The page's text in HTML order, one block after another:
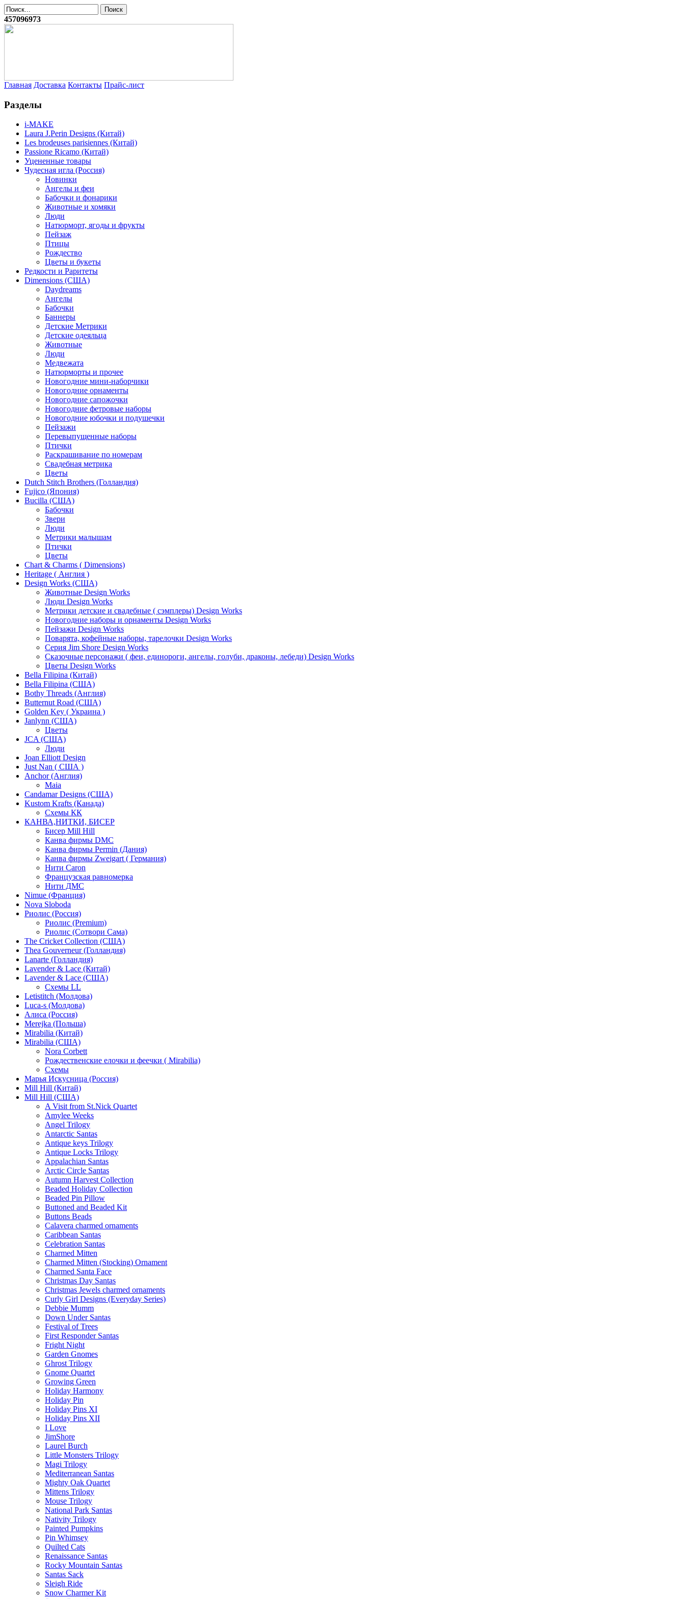
457096973
Главная Доставка Контакты Прайс-лист
Разделы
i-MAKE
Laura J.Perin Designs (Китай)
Les brodeuses parisiennes (Китай)
Passione Ricamo (Китай)
Уцененные товары
Чудесная игла (Россия)
Новинки
Ангелы и феи
Бабочки и фонарики
Животные и хомяки
Люди
Натюрморт, ягоды и фрукты
Пейзаж
Птицы
Рождество
Цветы и букеты
Редкости и Раритеты
Dimensions (США)
Daydreams
Ангелы
Бабочки
Баннеры
Детские Метрики
Детские одеяльца
Животные
Люди
Медвежата
Натюрморты и прочее
Новогодние мини-наборчики
Новогодние орнаменты
Новогодние сапожочки
Новогодние фетровые наборы
Новогодние юбочки и подушечки
Пейзажи
Перевыпущенные наборы
Птички
Раскрашивание по номерам
Свадебная метрика
Цветы
Dutch Stitch Brothers (Голландия)
Fujico (Япония)
Bucilla (США)
Бабочки
Звери
Люди
Метрики малышам
Птички
Цветы
Chart & Charms ( Dimensions)
Heritage ( Англия )
Design Works (США)
Животные Design Works
Люди Design Works
Метрики детские и свадебные ( сэмплеры) Design Works
Новогодние наборы и орнаменты Design Works
Пейзажи Design Works
Поварята, кофейные наборы, тарелочки Design Works
Серия Jim Shore Design Works
Сказочные персонажи ( феи, единороги, ангелы, голуби, драконы, лебеди) Design Works
Цветы Design Works
Bella Filipina (Китай)
Bella Filipina (США)
Bothy Threads (Англия)
Butternut Road (США)
Golden Key ( Украина )
Janlynn (США)
Цветы
JCA (США)
Люди
Joan Elliott Design
Just Nan ( США )
Anchor (Англия)
Maia
Candamar Designs (США)
Kustom Krafts (Канада)
Схемы КК
КАНВА,НИТКИ, БИСЕР
Бисер Mill Hill
Канва фирмы DMC
Канва фирмы Permin (Дания)
Канва фирмы Zweigart ( Германия)
Нити Caron
Французская равномерка
Нити ДМС
Nimue (Франция)
Nova Sloboda
Риолис (Россия)
Риолис (Premium)
Риолис (Сотвори Сама)
The Cricket Collection (США)
Thea Gouverneur (Голландия)
Lanarte (Голландия)
Lavender & Lace (Китай)
Lavender & Lace (США)
Схемы LL
Letistitch (Молдова)
Luca-s (Молдова)
Алиса (Россия)
Merejka (Польша)
Mirabilia (Китай)
Mirabilia (США)
Nora Corbett
Рождественские елочки и феечки ( Mirabilia)
Схемы
Марья Искусница (Россия)
Mill Hill (Китай)
Mill Hill (США)
A Visit from St.Nick Quartet
Amylee Weeks
Angel Trilogy
Antarctic Santas
Antique keys Trilogy
Antique Locks Trilogy
Appalachian Santas
Arctic Circle Santas
Autumn Harvest Collection
Beaded Holiday Collection
Beaded Pin Pillow
Buttoned and Beaded Kit
Buttons Beads
Calavera charmed ornaments
Caribbean Santas
Celebration Santas
Charmed Mitten
Charmed Mitten (Stocking) Ornament
Charmed Santa Face
Christmas Day Santas
Christmas Jewels charmed ornaments
Curly Girl Designs (Everyday Series)
Debbie Mumm
Down Under Santas
Festival of Trees
First Responder Santas
Fright Night
Garden Gnomes
Ghrost Trilogy
Gnome Quartet
Growing Green
Holiday Harmony
Holiday Pin
Holiday Pins XI
Holiday Pins XII
I Love
JimShore
Laurel Burch
Little Monsters Trilogy
Magi Trilogy
Mediterranean Santas
Mighty Oak Quartet
Mittens Trilogy
Mouse Trilogy
National Park Santas
Nativity Trilogy
Painted Pumpkins
Pin Whimsey
Quilted Cats
Renaissance Santas
Rocky Mountain Santas
Santas Sack
Sleigh Ride
Snow Charmer Kit